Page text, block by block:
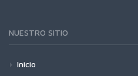
NUESTRO SITIO
Inicio